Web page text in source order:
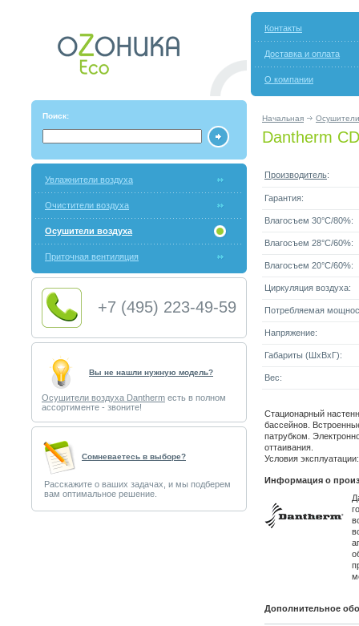
Контакты
Доставка и оплата
О компании
Поиск: Начальная
Dantherm
Увлажнители воздуха
Очистители воздуха
Осушители воздуха
Приточная вентиляция
+7 (495) 223-49-59
Вы не нашли нужную модель?
Осушители воздуха Dantherm есть в полном
ассортименте - звоните!
Cомневаетесь в выборе?
Расскажите о ваших задачах, и мы подберем
вам оптимальное решение.
Производитель:
Гарантия:
Влагосъем 30°C/80%:
Влагосъем 28°C/60%:
Влагосъем 20°C/60%:
Циркуляция воздуха:
Потребляемая
Напряжение:
Габариты (ШxВxГ):
Вес:
Стационарный
бассейнов.
патрубком.
оттаивания.
Условия
Информация о
Дополнительное